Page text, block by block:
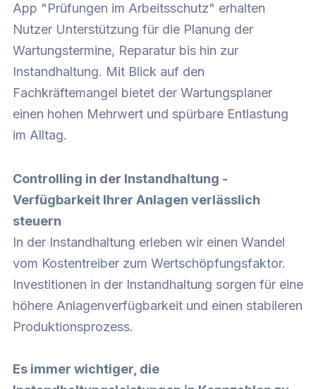
App "Prüfungen im Arbeitsschutz" erhalten
Nutzer Unterstützung für die Planung der
Wartungstermine, Reparatur bis hin zur
Instandhaltung. Mit Blick auf den
Fachkräftemangel bietet der Wartungsplaner
einen hohen Mehrwert und spürbare Entlastung
im Alltag.
Controlling in der Instandhaltung -
Verfügbarkeit Ihrer Anlagen verlässlich
steuern
In der Instandhaltung erleben wir einen Wandel
vom Kostentreiber zum Wertschöpfungsfaktor.
Investitionen in der Instandhaltung sorgen für eine
höhere Anlagenverfügbarkeit und einen stabileren
Produktionsprozess.
Es immer wichtiger, die